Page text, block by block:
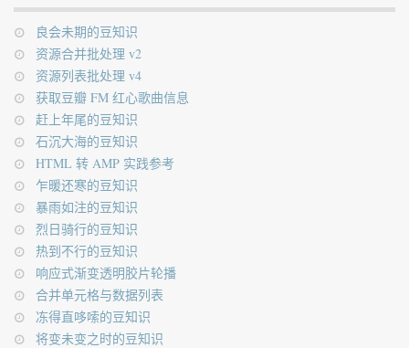
良会未期的豆知识
资源合并批处理 v2
资源列表批处理 v4
获取豆瓣 FM 红心歌曲信息
赶上年尾的豆知识
石沉大海的豆知识
HTML 转 AMP 实践参考
乍暖还寒的豆知识
暴雨如注的豆知识
烈日骑行的豆知识
热到不行的豆知识
响应式渐变透明胶片轮播
合并单元格与数据列表
冻得直哆嗦的豆知识
将变未变之时的豆知识